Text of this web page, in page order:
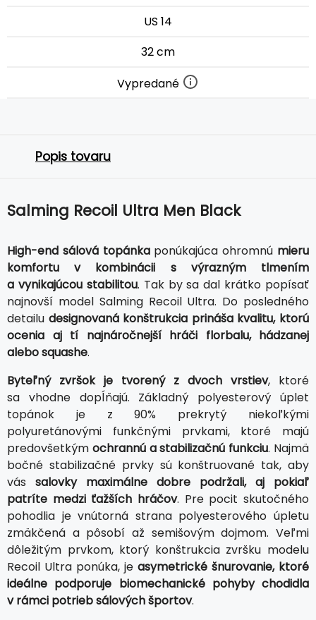
US 14
32 cm
Vypredané
Popis tovaru
Salming Recoil Ultra Men Black
High-end sálová topánkaponúkajúca ohromnú mieru
komfortu v kombinácii s výrazným tlmením
a vynikajúcou stabilitou. Tak by sa dal krátko popísať
najnovší model Salming Recoil Ultra. Do posledného
detailu designovaná konštrukcia prináša kvalitu, ktorú
ocenia aj tí najnáročnejší hráči florbalu, hádzanej
alebo squashe.
Byteľný zvršok je tvorený z dvoch vrstiev, ktoré
sa vhodne dopĺňajú. Základný polyesterový úplet
topánok je z 90% prekrytý niekoľkými
polyuretánovými funkčnými prvkami, ktoré majú
predovšetkým ochrannú a stabilizačnú funkciu. Najmä
bočné stabilizačné prvky sú konštruované tak, aby
vás salovky maximálne dobre podržali, aj pokiaľ
patríte medzi ťažších hráčov. Pre pocit skutočného
pohodlia je vnútorná strana polyesterového úpletu
zmäkčená a pôsobí až semišovým dojmom. Veľmi
dôležitým prvkom, ktorý konštrukcia zvršku modelu
Recoil Ultra ponúka, je asymetrické šnurovanie, ktoré
ideálne podporuje biomechanické pohyby chodidla
v rámci potrieb sálových športov.